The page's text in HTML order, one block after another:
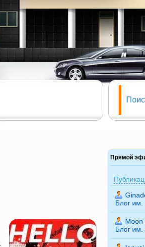
Прямой
Блог им.
Moon
Блог им.